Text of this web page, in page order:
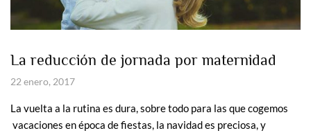
La reducción de jornada por maternidad
22 enero, 2017
La vuelta a la rutina es dura, sobre todo para las que cogemos
vacaciones en época de fiestas, la navidad es preciosa, y